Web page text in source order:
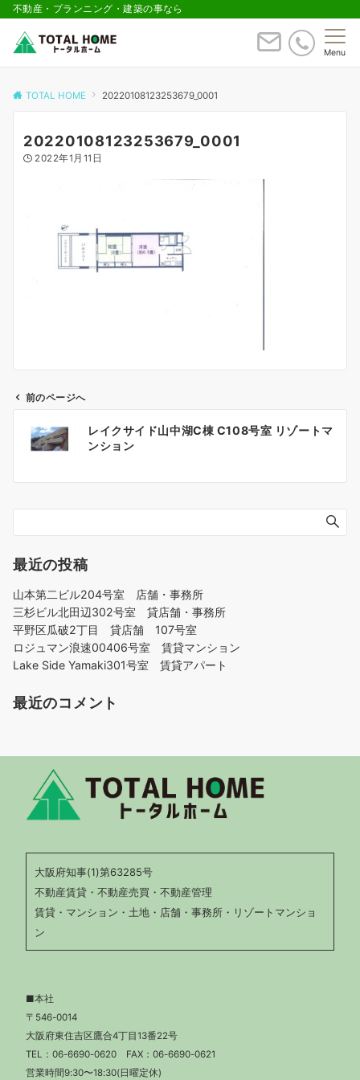
不動産・プランニング・建築の事なら
Menu
TOTAL HOME 20220108123253679_0001
20220108123253679_0001
2022年1月11日
シ
ョ
前のページへ
レイクサイド山中湖C棟 C108号室 リゾートマ
ンション
最近の投稿
山本第二ビル204号室 店舗・事務所
三杉ビル北田辺302号室 貸店舗・事務所
平野区瓜破2丁目 貸店舗 107号室
ロジュマン浪速00406号室 賃貸マンション
Lake Side Yamaki301号室 賃貸アパート
最近のコメント
大阪府知事(1)第63285号
不動産賃貸・不動産売買・不動産管理
賃貸・マンション・土地・店舗・事務所・リゾートマンショ
ン
■本社
〒546-0014
大阪府東住吉区鷹合4丁目13番22号
TEL： 06-6690-0620 FAX：06-6690-0621
営業時間9:30〜18:30(日曜定休)